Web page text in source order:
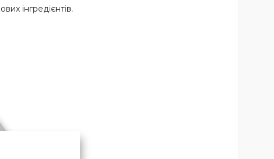
інгредієнтів.